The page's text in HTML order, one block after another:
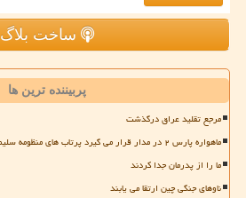
ساخت بلاگ
پربیننده ترین ها
مرجع تقلید عراق درگذشت
ماهواره پارس ۲ در مدار قرار می گیرد پرتاب های منظومه سلیمانی در۱۴۰۵
ما را از پدرمان جدا کردند
ناوهای جنگی چین ارتقا می یابند